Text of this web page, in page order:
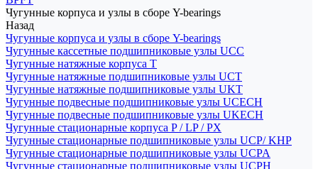
Чугунные корпуса и узлы в сборе Y-bearings
Назад
Чугунные корпуса и узлы в сборе Y-bearings
Чугунные кассетные подшипниковые узлы UCC
Чугунные натяжные корпуса T
Чугунные натяжные подшипниковые узлы UCT
Чугунные натяжные подшипниковые узлы UKT
Чугунные подвесные подшипниковые узлы UCECH
Чугунные подвесные подшипниковые узлы UKECH
Чугунные стационарные корпуса P / LP / PX
Чугунные стационарные подшипниковые узлы UCP/ KHP
Чугунные стационарные подшипниковые узлы UCPA
Чугунные стационарные подшипниковые узлы UCPH